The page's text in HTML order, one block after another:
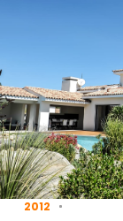
2012